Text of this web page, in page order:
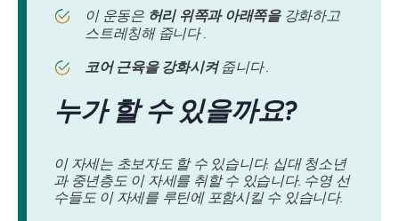
이 운동은 허리 위쪽과 아래쪽을강화하고
스트레칭해 줍니다 .
코어 근육을 강화시켜줍니다 .
누가 할 수 있을까요?
이 자세는 초보자도 할 수 있습니다. 십대 청소년
과 중년층도 이 자세를 취할 수 있습니다. 수영 선
수들도 이 자세를 루틴에 포함시킬 수 있습니다.